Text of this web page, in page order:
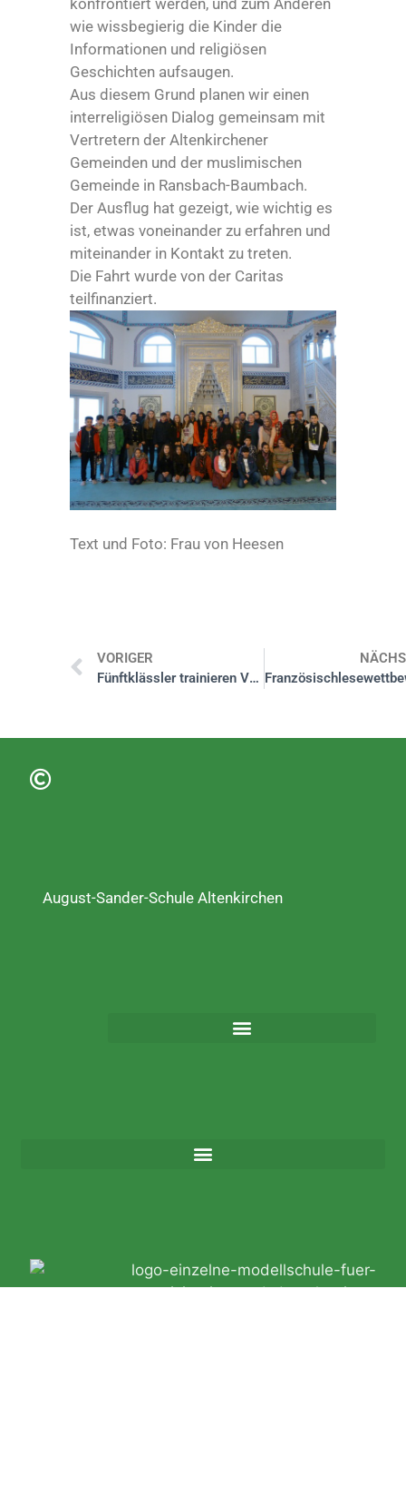
wie wissbegierig die Kinder die
Informationen und religiösen
Geschichten aufsaugen.
Aus diesem Grund planen wir einen
interreligiösen Dialog gemeinsam mit
Vertretern der Altenkirchener
Gemeinden und der muslimischen
Gemeinde in Ransbach-Baumbach.
Der Ausflug hat gezeigt, wie wichtig es
ist, etwas voneinander zu erfahren und
miteinander in Kontakt zu treten.
Die Fahrt wurde von der Caritas
teilfinanziert.
Text und Foto: Frau von Heesen
VORIGER
Fünftklässler trainieren Verhalten im Straßenverkehr
August-Sander-Schule Altenkirchen